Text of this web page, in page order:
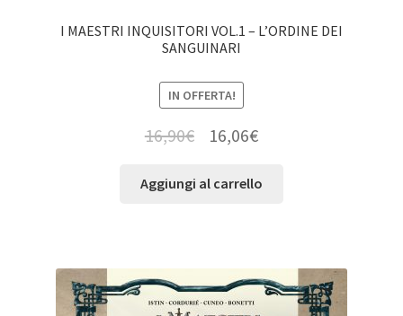
I MAESTRI INQUISITORI VOL.1 – L’ORDINE DEI
SANGUINARI
IN OFFERTA!
16,90€ 16,06€
Aggiungi al carrello